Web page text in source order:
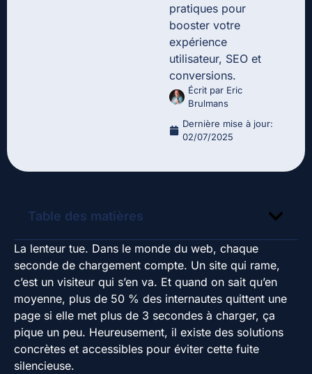
pratiques pour
booster votre
expérience
utilisateur, SEO et
conversions.
Écrit par Eric
Brulmans
Dernière mise à jour:
02/07/2025
Table des matières
La lenteur tue. Dans le monde du web, chaque
seconde de chargement compte. Un site qui rame,
c’est un visiteur qui s’en va. Et quand on sait qu’en
moyenne, plus de 50 % des internautes quittent une
page si elle met plus de 3 secondes à charger, ça
pique un peu. Heureusement, il existe des solutions
concrètes et accessibles pour éviter cette fuite
silencieuse.